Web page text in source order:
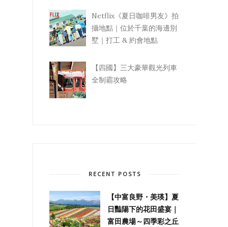
Netflix《夏日咖啡男友》拍
攝地點｜位於千葉的海邊別
墅｜打工 & 約會地點
【四國】三大豪華觀光列車
全制霸攻略
RECENT POSTS
【中富良野・美瑛】夏
日豔陽下的花田盛宴｜
富田農場～四季彩之丘